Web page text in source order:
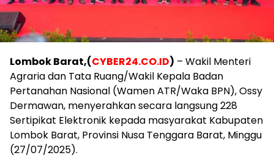
Lombok Barat,(CYBER24.CO.ID) – Wakil Menteri
Agraria dan Tata Ruang/Wakil Kepala Badan
Pertanahan Nasional (Wamen ATR/Waka BPN), Ossy
Dermawan, menyerahkan secara langsung 228
Sertipikat Elektronik kepada masyarakat Kabupaten
Lombok Barat, Provinsi Nusa Tenggara Barat, Minggu
(27/07/2025).